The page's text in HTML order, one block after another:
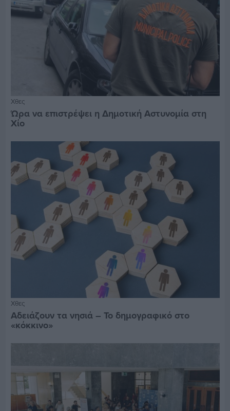
Χθες
Ώρα να επιστρέψει η Δημοτική Αστυνομία στη
Χίο
Χθες
Αδειάζουν τα νησιά – Το δημογραφικό στο
«κόκκινο»